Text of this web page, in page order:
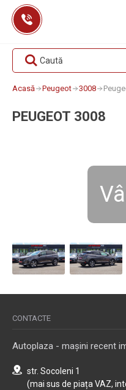
Skip
content
Caută
Acasă Peugeot 3008
PEUGEOT 3008
CONTACTE
Autoplaza - mașini recent
str. Socoleni 1
(mai sus de piața VAZ,